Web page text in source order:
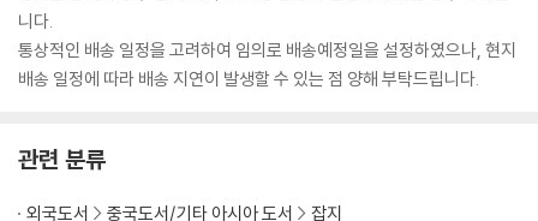
니다.
통상적인 배송 일정을 고려하여 임의로 배송예정일을 설정하였으나, 현지
배송 일정에 따라 배송 지연이 발생할 수 있는 점 양해 부탁드립니다.
관련 분류
외국도서 중국도서/기타 아시아 도서 잡지